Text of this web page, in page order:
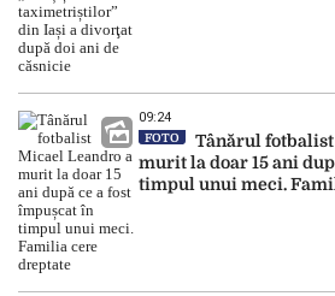
09:24
FOTO
Tânărul
murit la doar 15 ani
timpul unui meci.